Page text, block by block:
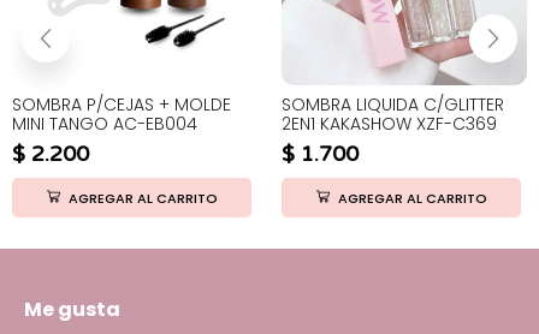
SOMBRA P/CEJAS + MOLDE
MINI TANGO AC-EB004
$ 2.200
AGREGAR AL CARRITO
SOMBRA LIQUIDA C/GLITTER
2EN1 KAKASHOW XZF-C369
$ 1.700
AGREGAR AL CARRITO
Me gusta